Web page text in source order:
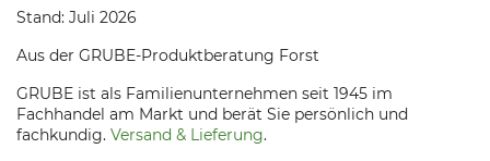
Stand: Juli 2026
Aus der GRUBE-Produktberatung Forst
GRUBE ist als Familienunternehmen seit 1945 im
Fachhandel am Markt und berät Sie persönlich und
fachkundig. Versand & Lieferung.